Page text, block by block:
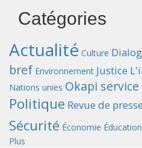
Catégories
Actualité Culture
bref Environnement Justice
Nations unies Okapi service
Politique Revue de presse
Sécurité Économie Éducation
Plus